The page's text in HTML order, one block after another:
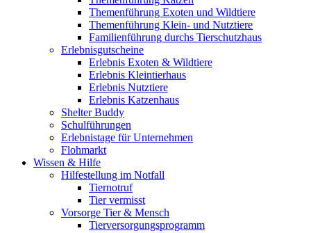
Themenführung Exoten und Wildtiere
Themenführung Klein- und Nutztiere
Familienführung durchs Tierschutzhaus
Erlebnisgutscheine
Erlebnis Exoten & Wildtiere
Erlebnis Kleintierhaus
Erlebnis Nutztiere
Erlebnis Katzenhaus
Shelter Buddy
Schulführungen
Erlebnistage für Unternehmen
Flohmarkt
Wissen & Hilfe
Hilfestellung im Notfall
Tiernotruf
Tier vermisst
Vorsorge Tier & Mensch
Tierversorgungsprogramm